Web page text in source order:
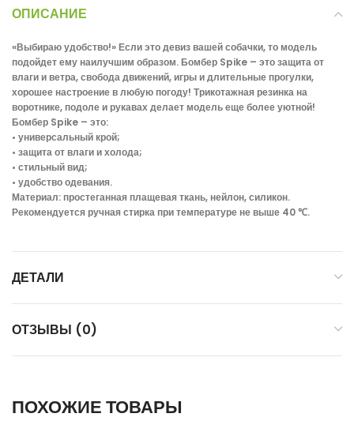
ОПИСАНИЕ
«Выбираю удобство!» Если это девиз вашей собачки, то модель
подойдет ему наилучшим образом. Бомбер Spike – это защита от
влаги и ветра, свобода движений, игры и длительные прогулки,
хорошее настроение в любую погоду! Трикотажная резинка на
воротнике, подоле и рукавах делает модель еще более уютной!
Бомбер Spike – это:
• универсальный крой;
• защита от влаги и холода;
• стильный вид;
• удобство одевания.
Материал: простеганная плащевая ткань, нейлон, силикон.
Рекомендуется ручная стирка при температуре не выше 40 ℃.
ДЕТАЛИ
ОТЗЫВЫ (0)
ПОХОЖИЕ ТОВАРЫ